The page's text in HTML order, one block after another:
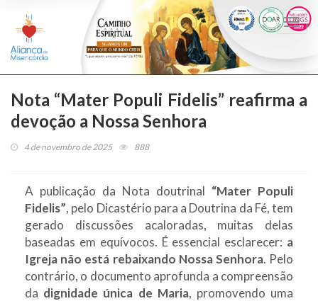
Nota “Mater Populi Fidelis” reafirma a
devoção a Nossa Senhora
4 de novembro de 2025 888
A publicação da Nota doutrinal “Mater Populi
Fidelis”, pelo Dicastério para a Doutrina da Fé, tem
gerado discussões acaloradas, muitas delas
baseadas em equívocos. É essencial esclarecer: a
Igreja não está rebaixando Nossa Senhora. Pelo
contrário, o documento aprofunda a compreensão
da dignidade única de Maria, promovendo uma